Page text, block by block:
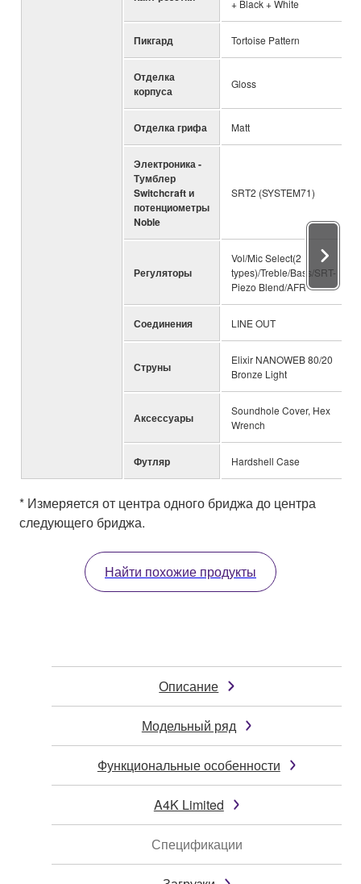
+ Black + White
Пикгард Tortoise Pattern
Отделка
корпуса
Gloss
Отделка грифа Matt
Электроника -
Тумблер
Switchcraft и
потенциометры
Noble
SRT2 (SYSTEM71)
Регуляторы
Vol/Mic Select(2
types)/Treble/Bass/SRT-
Piezo Blend/AFR
Соединения LINE OUT
Струны
Elixir NANOWEB 80/20
Bronze Light
Аксессуары
Soundhole Cover, Hex
Wrench
Футляр Hardshell Case
* Измеряется от центра одного бриджа до центра
следующего бриджа.
Найти похожие продукты
Описание
Модельный ряд
Функциональные особенности
A4K Limited
Спецификации